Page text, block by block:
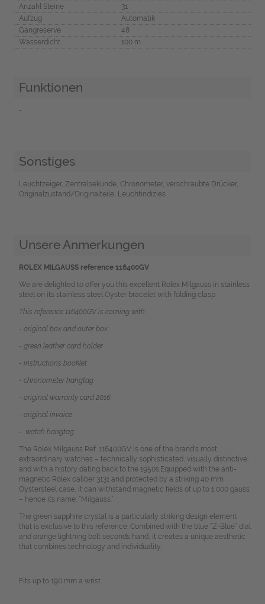
Anzahl Steine
31
Aufzug
Automatik
Gangreserve
48
Wasserdicht
100 m
Funktionen
-
Sonstiges
Leuchtzeiger, Zentralsekunde, Chronometer, verschraubte Drücker,
Originalzustand/Originalteile, Leuchtindizies
Unsere Anmerkungen
ROLEX MILGAUSS reference 116400GV
We are delighted to offer you this excellent Rolex Milgauss in stainless
steel on its stainless steel Oyster bracelet with folding clasp.
This reference 116400GV is coming with:
- original box and outer box
- green leather card holder
- instructions booklet
- chronometer hangtag
- original warranty card 2016
- original invoice
- watch hangtag
The Rolex Milgauss Ref. 116400GV is one of the brand's most
extraordinary watches – technically sophisticated, visually distinctive,
and with a history dating back to the 1950s. Equipped with the anti-
magnetic Rolex caliber 3131 and protected by a striking 40 mm
Oystersteel case, it can withstand magnetic fields of up to 1,000 gauss
– hence its name: “Milgauss.”
The green sapphire crystal is a particularly striking design element
that is exclusive to this reference. Combined with the blue “Z-Blue” dial
and orange lightning bolt seconds hand, it creates a unique aesthetic
that combines technology and individuality.
Fits up to 190 mm a wrist.